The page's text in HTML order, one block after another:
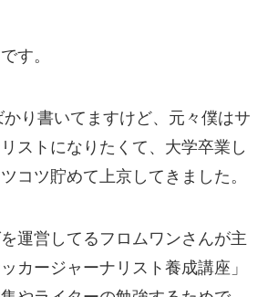
す。
り書いてますけど、元々僕はサ
ストになりたくて、大学卒業し
コツ貯めて上京してきました。
運営してるフロムワンさんが主
カージャーナリスト養成講座」